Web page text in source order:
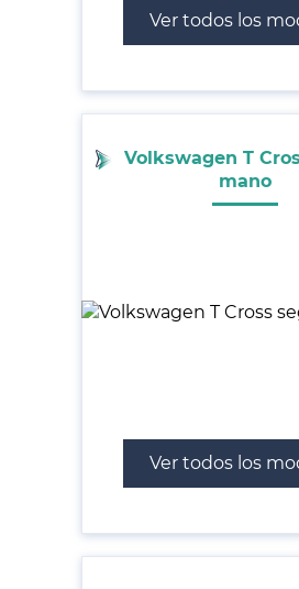
Ver todos los
Volkswagen T
mano
Ver todos los